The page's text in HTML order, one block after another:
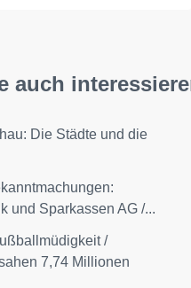
auch
Die Städte und die
und Sparkassen AG /...
/
7,74 Millionen